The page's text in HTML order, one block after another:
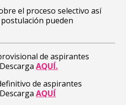
el proceso selectivo así
pueden
de aspirantes
AQUÍ.
de aspirantes
AQUÍ